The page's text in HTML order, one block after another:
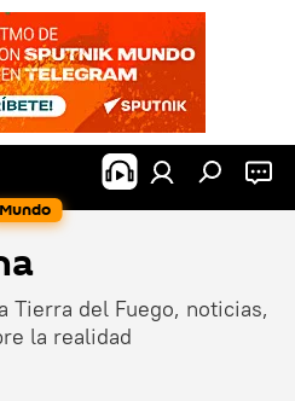
Mundo
Tierra del Fuego, noticias,
la realidad